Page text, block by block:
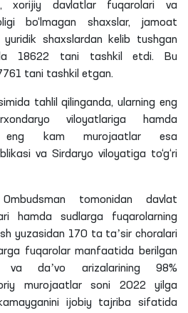
xorijiy davlatlar fuqarolari va
bo‘lmagan shaxslar, jamoat
shaxslardan kelib tushgan
18622 tani tashkil etdi. Bu
tani tashkil etgan.
tahlil qilinganda, ularning eng
viloyatlariga hamda
eng kam murojaatlar esa
va Sirdaryo viloyatiga to‘g‘ri
tomonidan davlat
hamda sudlarga fuqarolarning
yuzasidan 170 ta taʼsir choralari
fuqarolar manfaatida berilgan
daʼvo arizalarining 98%
murojaatlar soni 2022 yilga
ijobiy tajriba sifatida